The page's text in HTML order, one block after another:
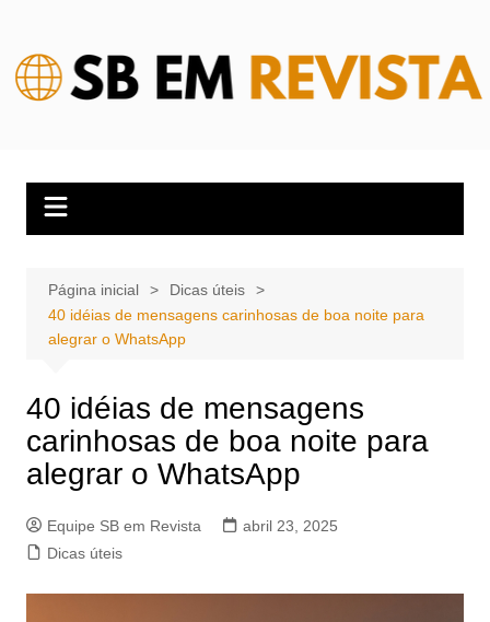
conteúdo
Página inicial
Dicas úteis
40 idéias de mensagens carinhosas de boa noite para
alegrar o WhatsApp
40 idéias de mensagens
carinhosas de boa noite para
alegrar o WhatsApp
Equipe SB em Revista
abril 23, 2025
Dicas úteis